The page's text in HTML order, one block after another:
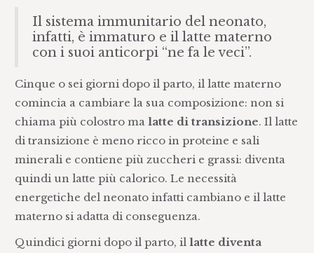
Il sistema immunitario del neonato,
infatti, è immaturo e il latte materno
con i suoi anticorpi “ne fa le veci”.
Cinque o sei giorni dopo il parto, il latte materno
comincia a cambiare la sua composizione: non si
chiama più colostro malatte di transizione. Il latte
di transizione è meno ricco in proteine e sali
minerali e contiene più zuccheri e grassi: diventa
quindi un latte più calorico. Le necessità
energetiche del neonato infatti cambiano e il latte
materno si adatta di conseguenza.
Quindici giorni dopo il parto, illatte diventa